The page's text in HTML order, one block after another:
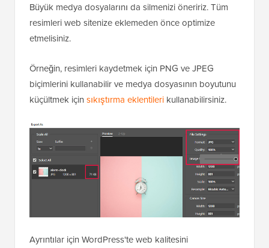
Büyük medya dosyalarını da silmenizi öneririz. Tüm
resimleri web sitenize eklemeden önce optimize
etmelisiniz.
Örneğin, resimleri kaydetmek için PNG ve JPEG
biçimlerini kullanabilir ve medya dosyasının boyutunu
küçültmek için sıkıştırma eklentileri kullanabilirsiniz.
Ayrıntılar için WordPress'te web kalitesini